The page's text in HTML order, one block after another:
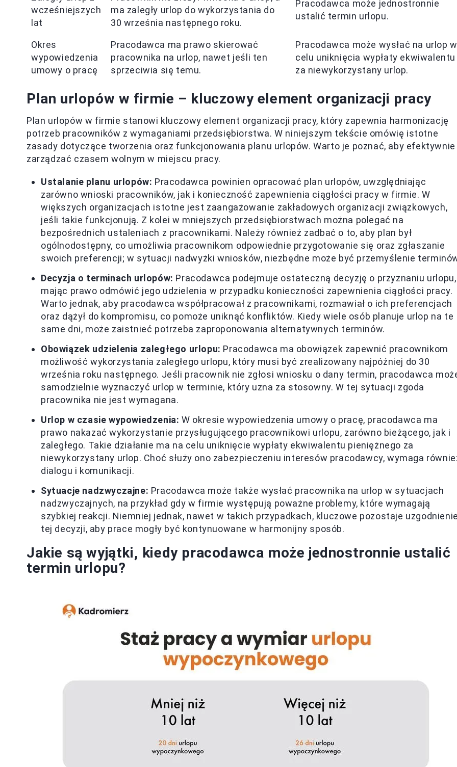
wcześniejszych
lat
ma zaległy urlop do wykorzystania do
30 września następnego roku.
Pracodawca może jednostronnie
ustalić termin urlopu.
Okres
wypowiedzenia
umowy o pracę
Pracodawca ma prawo skierować
pracownika na urlop, nawet jeśli ten
sprzeciwia się temu.
Pracodawca może wysłać na urlop w
celu uniknięcia wypłaty ekwiwalentu
za niewykorzystany urlop.
Plan urlopów w firmie – kluczowy element organizacji pracy
Plan urlopów w firmie stanowi kluczowy element organizacji pracy, który zapewnia harmonizację
potrzeb pracowników z wymaganiami przedsiębiorstwa. W niniejszym tekście omówię istotne
zasady dotyczące tworzenia oraz funkcjonowania planu urlopów. Warto je poznać, aby efektywnie
zarządzać czasem wolnym w miejscu pracy.
Ustalanie planu urlopów: Pracodawca powinien opracować plan urlopów, uwzględniając
zarówno wnioski pracowników, jak i konieczność zapewnienia ciągłości pracy w firmie. W
większych organizacjach istotne jest zaangażowanie zakładowych organizacji związkowych,
jeśli takie funkcjonują. Z kolei w mniejszych przedsiębiorstwach można polegać na
bezpośrednich ustaleniach z pracownikami. Należy również zadbać o to, aby plan był
ogólnodostępny, co umożliwia pracownikom odpowiednie przygotowanie się oraz zgłaszanie
swoich preferencji; w sytuacji nadwyżki wniosków, niezbędne może być przemyślenie
Decyzja o terminach urlopów: Pracodawca podejmuje ostateczną decyzję o przyznaniu urlopu,
mając prawo odmówić jego udzielenia w przypadku konieczności zapewnienia ciągłości pracy.
Warto jednak, aby pracodawca współpracował z pracownikami, rozmawiał o ich preferencjach
oraz dążył do kompromisu, co pomoże uniknąć konfliktów. Kiedy wiele osób planuje urlop na te
same dni, może zaistnieć potrzeba zaproponowania alternatywnych terminów.
Obowiązek udzielenia zaległego urlopu: Pracodawca ma obowiązek zapewnić pracownikom
możliwość wykorzystania zaległego urlopu, który musi być zrealizowany najpóźniej do 30
września roku następnego. Jeśli pracownik nie zgłosi wniosku o dany termin, pracodawca
samodzielnie wyznaczyć urlop w terminie, który uzna za stosowny. W tej sytuacji zgoda
pracownika nie jest wymagana.
Urlop w czasie wypowiedzenia: W okresie wypowiedzenia umowy o pracę, pracodawca ma
prawo nakazać wykorzystanie przysługującego pracownikowi urlopu, zarówno bieżącego, jak i
zaległego. Takie działanie ma na celu uniknięcie wypłaty ekwiwalentu pieniężnego za
niewykorzystany urlop. Choć służy ono zabezpieczeniu interesów pracodawcy, wymaga
dialogu i komunikacji.
Sytuacje nadzwyczajne: Pracodawca może także wysłać pracownika na urlop w sytuacjach
nadzwyczajnych, na przykład gdy w firmie występują poważne problemy, które wymagają
szybkiej reakcji. Niemniej jednak, nawet w takich przypadkach, kluczowe pozostaje
tej decyzji, aby prace mogły być kontynuowane w harmonijny sposób.
Jakie są wyjątki, kiedy pracodawca może jednostronnie ustalić
termin urlopu?